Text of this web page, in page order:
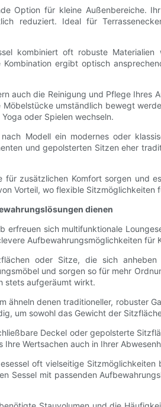
Option für kleine Außenbereiche.
reduziert. Ideal für
kombiniert oft robuste
ergibt optisch
auch die Reinigung und Pflege
umständlich bewegt
oder Spielen wechseln.
Modell ein modernes oder
und gepolsterten Sitzen eher
für zusätzlichen Komfort sorgen
Vorteil, wo flexible Sitzmöglichkeiten
dienen
erfreuen sich multifunktionale
Aufbewahrungsmöglichkeiten für
oder Sitze, die sich
und sorgen so für mehr
stets aufgeräumt wirkt.
ähneln denen traditioneller,
um sowohl das Gewicht der
Deckel oder gepolsterte
Wertsachen auch in Ihrer
oft vielseitige
Sessel mit passenden